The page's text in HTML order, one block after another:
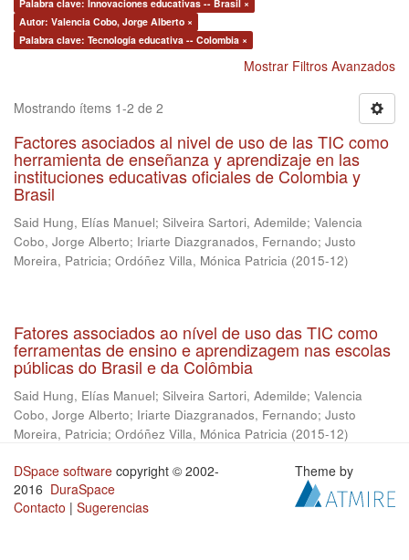
Palabra clave: Innovaciones educativas -- Brasil ×
Autor: Valencia Cobo, Jorge Alberto ×
Palabra clave: Tecnología educativa -- Colombia ×
Mostrar Filtros Avanzados
Mostrando ítems 1-2 de 2
Factores asociados al nivel de uso de las TIC como
herramienta de enseñanza y aprendizaje en las
instituciones educativas oficiales de Colombia y
Brasil
Said Hung, Elías Manuel; Silveira Sartori, Ademilde; Valencia
Cobo, Jorge Alberto; Iriarte Diazgranados, Fernando; Justo
Moreira, Patricia; Ordóñez Villa, Mónica Patricia (2015-12)
Fatores associados ao nível de uso das TIC como
ferramentas de ensino e aprendizagem nas escolas
públicas do Brasil e da Colômbia
Said Hung, Elías Manuel; Silveira Sartori, Ademilde; Valencia
Cobo, Jorge Alberto; Iriarte Diazgranados, Fernando; Justo
Moreira, Patricia; Ordóñez Villa, Mónica Patricia (2015-12)
DSpace software copyright © 2002-
2016 DuraSpace
Contacto | Sugerencias
Theme by